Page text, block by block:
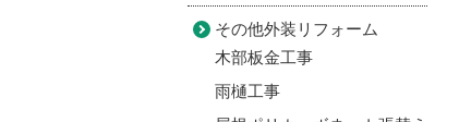
その他外装リフォーム
木部板金工事
雨樋工事